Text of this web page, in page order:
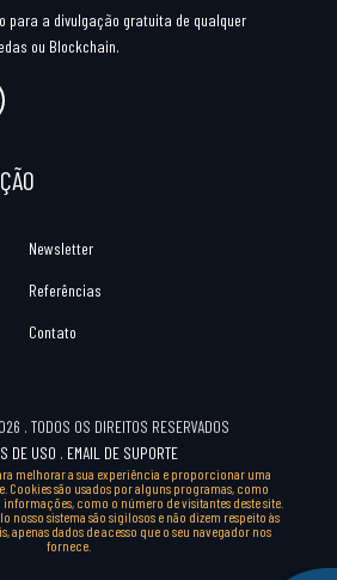
para a divulgação gratuita de qualquer
ou Blockchain.
Newsletter
Referências
Contato
. TODOS OS DIREITOS RESERVADOS
DE USO . EMAIL DE SUPORTE
melhorar a sua experiência e proporcionar uma
Cookies são usados por alguns programas, como
como o número de visitantes deste site.
nosso sistema são sigilosos e não dizem respeito às
apenas dados de acesso que o seu navegador nos
fornece.